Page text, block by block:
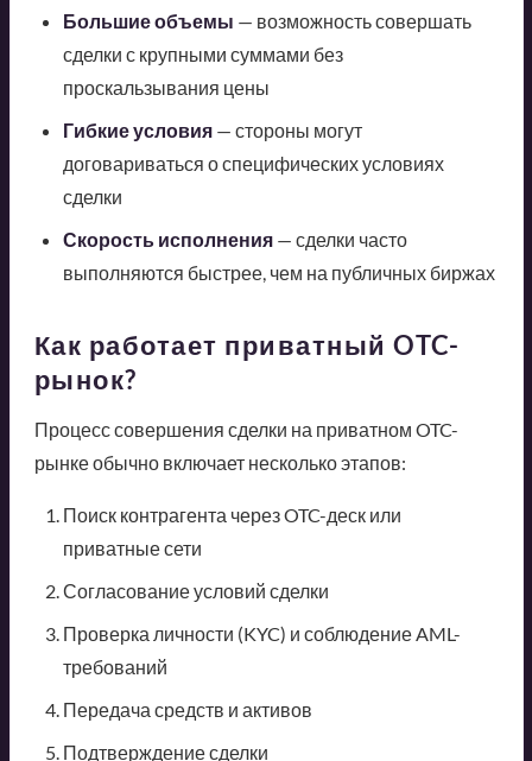
Большие объемы — возможность совершать
сделки с крупными суммами без
проскальзывания цены
Гибкие условия— стороны могут
договариваться о специфических условиях
сделки
Скорость исполнения— сделки часто
выполняются быстрее, чем на публичных биржах
Как работает приватный OTC-
рынок?
Процесс совершения сделки на приватном OTC-
рынке обычно включает несколько этапов:
Поиск контрагента через OTC-деск или
приватные сети
Согласование условий сделки
Проверка личности (KYC) и соблюдение AML-
требований
Передача средств и активов
Подтверждение сделки